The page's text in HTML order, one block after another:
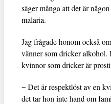
säger många att det är
malaria.
Jag frågade honom också
vänner som dricker alkohol.
kvinnor som dricker är
− Det är respektlöst av en
det tar hon inte hand om